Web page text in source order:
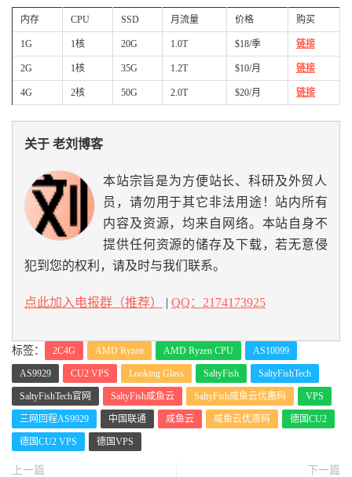
内存 CPU SSD 月流量 价格 购买
1G 1核 20G 1.0T $18/季 链接
2G 1核 35G 1.2T $10/月 链接
4G 2核 50G 2.0T $20/月 链接
关于 老刘博客
本站宗旨是为方便站长、科研及外贸人
员，请勿用于其它非法用途！站内所有
内容及资源，均来自网络。本站自身不
提供任何资源的储存及下载，若无意侵
犯到您的权利，请及时与我们联系。
点此加入电报群（推荐） | QQ：2174173925
标签： 2C4G AMD Ryzen AMD Ryzen CPU AS10099
AS9929 CU2 VPS Looking Glass SaltyFish SaltyFishTech
SaltyFishTech官网 SaltyFish咸鱼云 SaltyFish咸鱼云优惠码 VPS
三网回程AS9929 中国联通 咸鱼云 咸鱼云优惠码 德国CU2
德国CU2 VPS 德国VPS
上一篇
下一篇